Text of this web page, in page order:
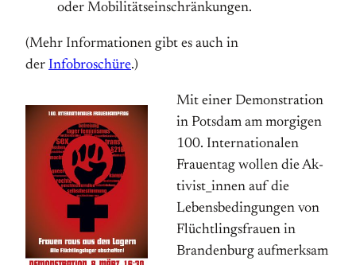
oder Mo­bi­li­tät­sein­schränkungen.
(Mehr Informationen gibt es auch in
der Infobroschüre.)
Mit einer Demonstration
in Potsdam am morgigen
100. Internationalen
Frauentag wollen die Ak­
ti­vist­_innen auf die
Lebensbedingungen von
Flücht­lings­frauen in
Brandenburg aufmerksam